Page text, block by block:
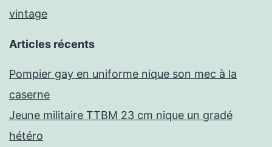
vintage
Articles récents
Pompier gay en uniforme nique son mec à la
caserne
Jeune militaire TTBM 23 cm nique un gradé
hétéro